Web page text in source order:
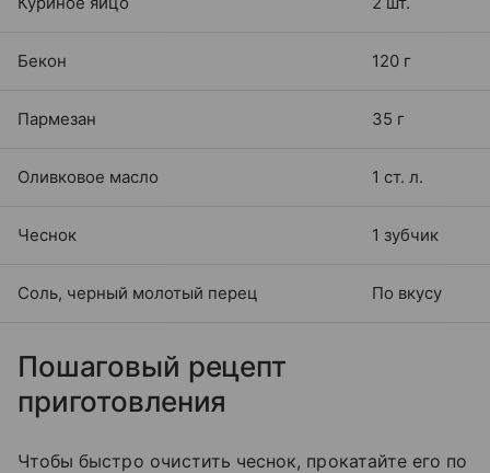
Бекон 120 г
Пармезан 35 г
Оливковое масло 1 ст. л.
Чеснок 1 зубчик
Соль, черный молотый перец По вкусу
Пошаговый рецепт
приготовления
Чтобы быстро очистить чеснок, прокатайте его по